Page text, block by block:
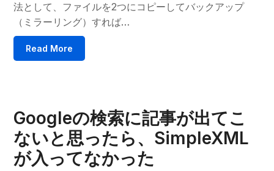
法として、ファイルを2つにコピーしてバックアップ
（ミラーリング）すれば…
Read More
Googleの検索に記事が出てこ
ないと思ったら、SimpleXML
が入ってなかった